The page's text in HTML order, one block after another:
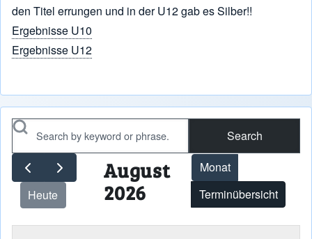
den Titel errungen und in der U12 gab es Silber!!
Ergebnisse U10
Ergebnisse U12
Search
Heute
August
2026
Monat
Terminübersicht